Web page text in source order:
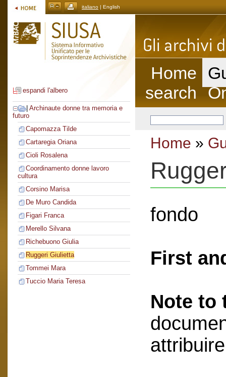
italiano | English
espandi l'albero
Archinaute donne tra memoria e
futuro
Capomazza Tilde
Cartaregia Oriana
Cioli Rosalena
Coordinamento donne lavoro
cultura
Corsino Marisa
De Muro Candida
Figari Franca
Merello Silvana
Richebuono Giulia
Ruggeri Giulietta
Tommei Mara
Tuccio Maria Teresa
Home
search
Home »
fondo
First
Note to